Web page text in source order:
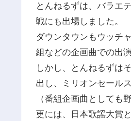
とんねるずは、バラエ
戦にも出場しました。
ダウンタウンもウッチ
組などの企画曲での出演
しかし、とんねるずは
出し、ミリオンセール
（番組企画曲としても
更には、日本歌謡大賞